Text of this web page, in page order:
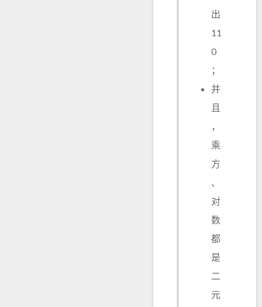
出
11
0
；
并
且
，
乘
方
、
对
数
都
是
二
元